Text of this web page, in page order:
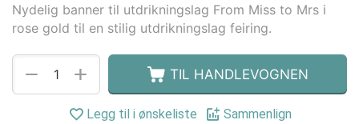
Nydelig banner til utdrikningslag From Miss to Mrs i
rose gold til en stilig utdrikningslag feiring.
+
− TIL HANDLEVOGNEN
Legg til i ønskeliste
Sammenlign